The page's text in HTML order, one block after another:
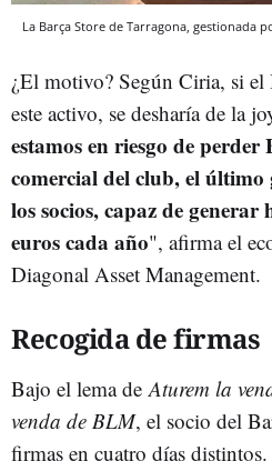
La Barça Store de Tarragona, gestionada
¿El motivo? Según Ciria, si el
este activo, se desharía de la
estamos en riesgo de
comercial del club, el
los socios, capaz de generar
euros cada año", afirma el
Diagonal Asset Management.
Recogida de firmas
Bajo el lema de Aturem la
venda de BLM, el socio del
firmas en cuatro días